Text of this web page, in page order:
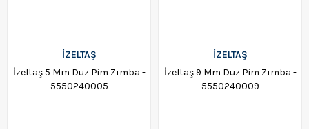
İZELTAŞ
İzeltaş 5 Mm Düz Pim Zımba -
5550240005
İZELTAŞ
İzeltaş 9 Mm Düz Pim Zımba -
5550240009